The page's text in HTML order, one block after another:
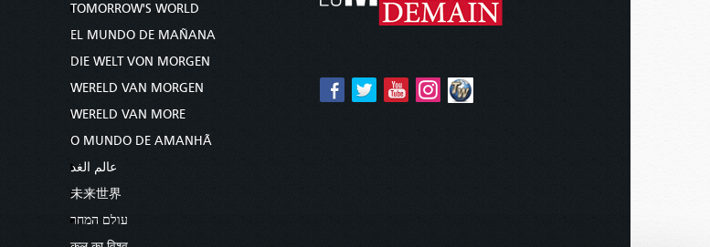
TOMORROW'S WORLD
EL MUNDO DE MAÑANA
DIE WELT VON MORGEN
WERELD VAN MORGEN
WERELD VAN MORE
O MUNDO DE AMANHÃ
عالم الغد
未来世界
עולם המחר